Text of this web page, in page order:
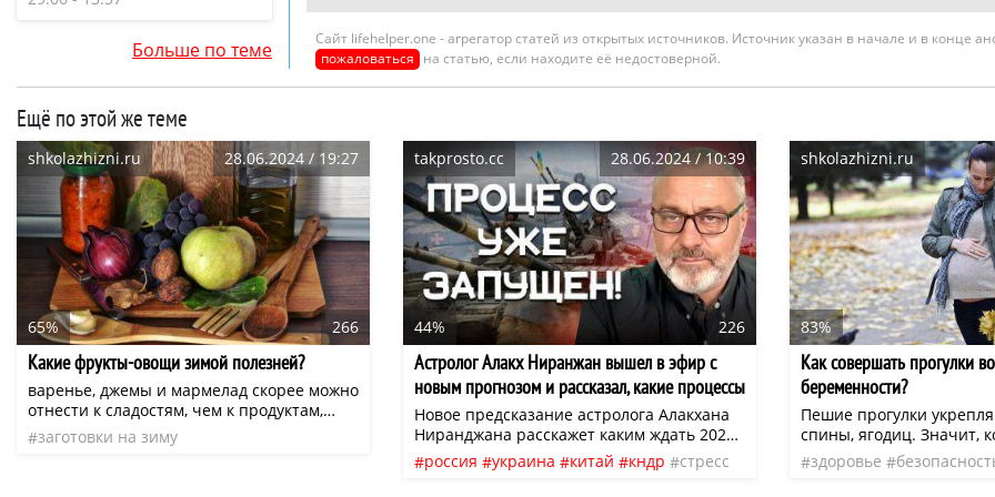
Больше по теме
Сайт lifehelper.one - агрегатор статей из открытых источников. Источник указан в начале и в конце
пожаловаться на статью, если находите её недостоверной.
Ещё по этой же теме
shkolazhizni.ru 28.06.2024 / 19:27
65% 266
Какие фрукты-овощи зимой полезней?
варенье, джемы и мармелад скорее можно
отнести к сладостям, чем к продуктам,
полезным для здоровья. Кроме сахара,
который хором советуют ограничить
заготовки на зиму
takprosto.cc 28.06.2024 / 10:39
44% 226
Астролог Алакх Ниранжан вышел в эфир с
новым прогнозом и рассказал, какие процессы
уже нельзя остановить
Новое предсказание астролога Алакхана
Ниранджана расскажет каким ждать 2024
год. Основатель академии Шринаджи
поделился своим личным опытом снятия
россия украина китай кндр
стресс
shkolazhizni.ru
83%
Как совершать прогулки
беременности?
Пешие прогулки
спины, ягодиц. Значит,
станет подрастать, а
тренированные мышцы
здоровье